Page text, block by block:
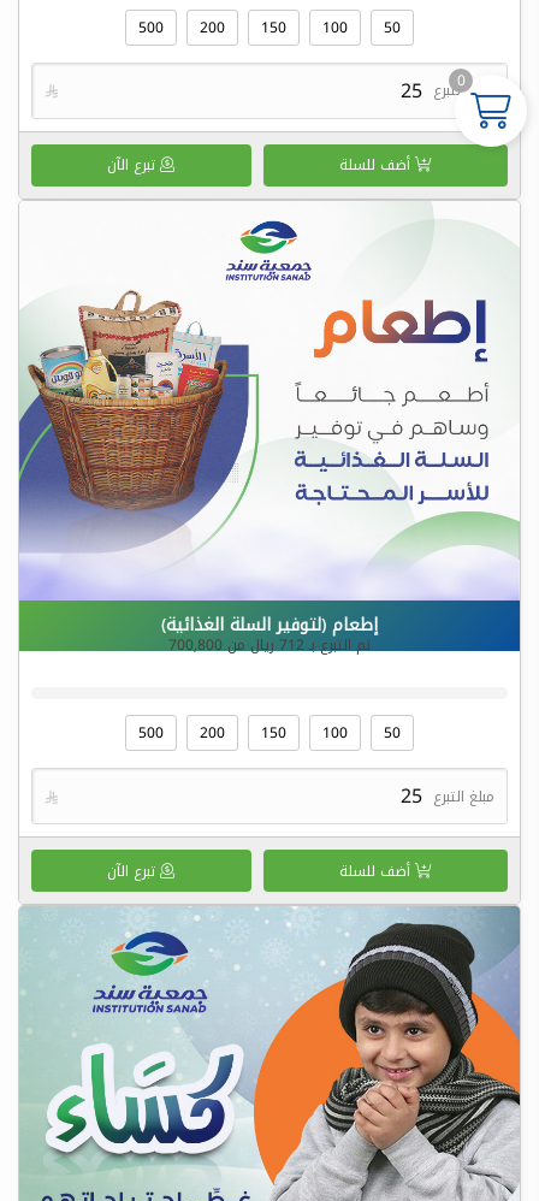
50
100
150
200
500
مبلغ التبرع 
أضف للسلة تبرع الآن
إطعام (لتوفير السلة الغذائية)
تم التبرع بـ712ريال من700,800
50
100
150
200
500
مبلغ التبرع 
أضف للسلة تبرع الآن
0